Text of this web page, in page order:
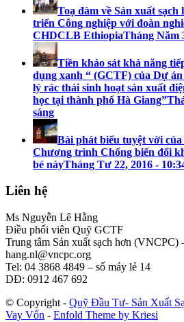
Toạ đàm về Sản xuất
triển Công nghiệp với đoàn
CHDCLB EthiopiaTháng Năm
Tiền khảo sát khả năng
dụng xanh “ (GCTF) của Dự
lý rác thải sinh hoạt sản xuất
học tại thành phố Hà Giang”
sáng
Bài phát biểu tuyệt vời
Chương trình Chống biến đổi
bé nàyTháng Tư 22, 2016 -
Liên hệ
Ms Nguyễn Lê Hằng
Điều phối viên Quỹ GCTF
Trung tâm Sản xuất sạch hơn
hang.nl@vncpc.org
Tel: 04 3868 4849 – số máy lẻ 14
DĐ: 0912 467 692
© Copyright - Quỹ Đầu Tư- Sản Xuất
Vay Vốn - Enfold Theme by Kriesi